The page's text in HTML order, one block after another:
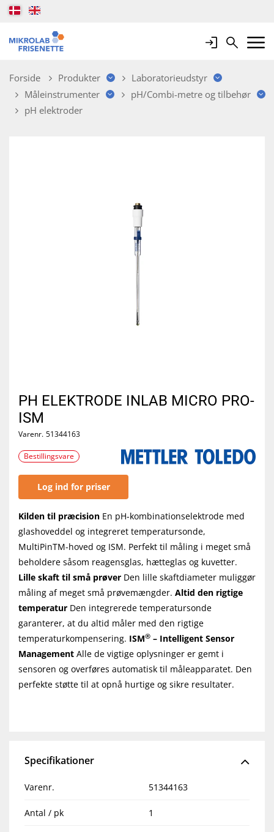
LoginSearchMobile
Forside Produkter
Laboratorieudstyr
Måleinstrumenter
pH/Combi-metre og tilbehør
pH elektroder
PH ELEKTRODE INLAB MICRO PRO-
ISM
Varenr. 51344163
Bestillingsvare
Log ind for priser
Kilden til præcision En pH-kombinationselektrode med
glashoveddel og integreret temperatursonde,
MultiPinTM-hoved og ISM. Perfekt til måling i meget små
beholdere såsom reagensglas, hætteglas og kuvetter.
Lille skaft til små prøver Den lille skaftdiameter muliggør
måling af meget små prøvemængder. Altid den rigtige
temperatur Den integrerede temperatursonde
garanterer, at du altid måler med den rigtige
temperaturkompensering. ISM® – Intelligent Sensor
Management Alle de vigtige oplysninger er gemt i
sensoren og overføres automatisk til måleapparatet. Den
perfekte støtte til at opnå hurtige og sikre resultater.
Specifikationer
Varenr. 51344163
Antal / pk 1